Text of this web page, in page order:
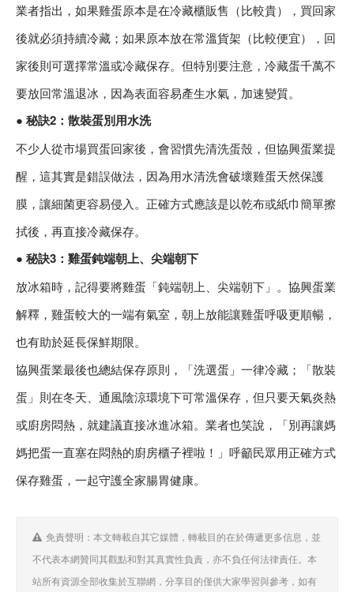
業者指出，如果雞蛋原本是在冷藏櫃販售（比較貴），買回家
後就必須持續冷藏；如果原本放在常溫貨架（比較便宜），回
家後則可選擇常溫或冷藏保存。但特別要注意，冷藏蛋千萬不
要放回常溫退冰，因為表面容易產生水氣，加速變質。
● 秘訣2：散裝蛋別用水洗
不少人從市場買蛋回家後，會習慣先清洗蛋殼，但協興蛋業提
醒，這其實是錯誤做法，因為用水清洗會破壞雞蛋天然保護
膜，讓細菌更容易侵入。正確方式應該是以乾布或紙巾簡單擦
拭後，再直接冷藏保存。
● 秘訣3：雞蛋鈍端朝上、尖端朝下
放冰箱時，記得要將雞蛋「鈍端朝上、尖端朝下」。協興蛋業
解釋，雞蛋較大的一端有氣室，朝上放能讓雞蛋呼吸更順暢，
也有助於延長保鮮期限。
協興蛋業最後也總結保存原則，「洗選蛋」一律冷藏；「散裝
蛋」則在冬天、通風陰涼環境下可常溫保存，但只要天氣炎熱
或廚房悶熱，就建議直接冰進冰箱。業者也笑說，「別再讓媽
媽把蛋一直塞在悶熱的廚房櫃子裡啦！」呼籲民眾用正確方式
保存雞蛋，一起守護全家腸胃健康。
免責聲明：本文轉載自其它媒體，轉載目的在於傳遞更多信息，並
不代表本網贊同其觀點和對其真實性負責，亦不負任何法律責任。本
站所有資源全部收集於互聯網，分享目的僅供大家學習與參考，如有